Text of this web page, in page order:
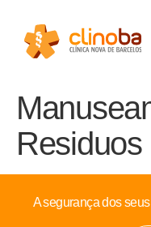
A segurança dos